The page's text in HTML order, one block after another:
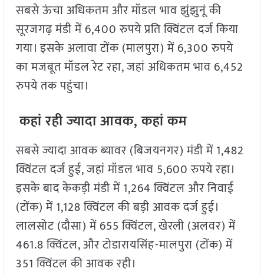
सबसे ऊंचा अधिकतम और मॉडल भाव झुंझुनूं की
सूरजगढ़ मंडी में 6,400 रुपये प्रति क्विंटल दर्ज किया
गया। इसके अलावा टोंक (मालपुरा) में 6,300 रुपये
का मजबूत मॉडल रेट रहा, जहां अधिकतम भाव 6,452
रुपये तक पहुंचा।
कहां रही ज्यादा आवक, कहां कम
सबसे ज्यादा आवक ब्यावर (बिजयनगर) मंडी में 1,482
क्विंटल दर्ज हुई, जहां मॉडल भाव 5,600 रुपये रहा।
इसके बाद केकड़ी मंडी में 1,264 क्विंटल और निवाई
(टोंक) में 1,128 क्विंटल की बड़ी आवक दर्ज हुई।
लालसोट (दौसा) में 655 क्विंटल, खेरली (अलवर) में
461.8 क्विंटल, और टोडारायसिंह-मालपुरा (टोंक) में
351 क्विंटल की आवक रही।